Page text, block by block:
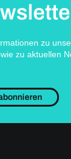
zu
zu aktuellen